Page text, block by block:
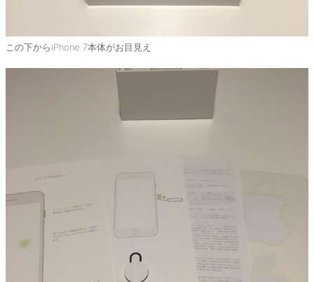
この下からiPhone 7本体がお目見え